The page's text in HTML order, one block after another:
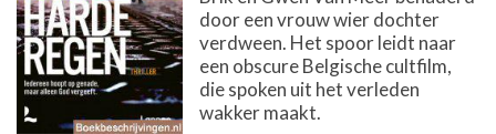
door een vrouw wier dochter
verdween. Het spoor leidt naar
een obscure Belgische cultfilm,
die spoken uit het verleden
wakker maakt.